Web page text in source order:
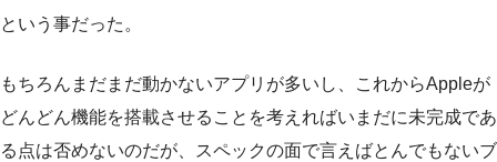
という事だった。
もちろんまだまだ動かないアプリが多いし、これからAppleが
どんどん機能を搭載させることを考えればいまだに未完成であ
る点は否めないのだが、スペックの面で言えばとんでもないブ